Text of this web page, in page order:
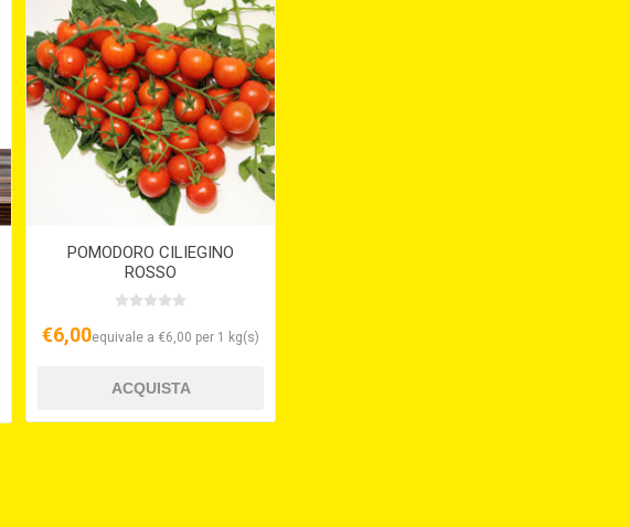
POMODORO CILIEGINO
ROSSO
€6,00equivale a €6,00 per 1 kg(s)